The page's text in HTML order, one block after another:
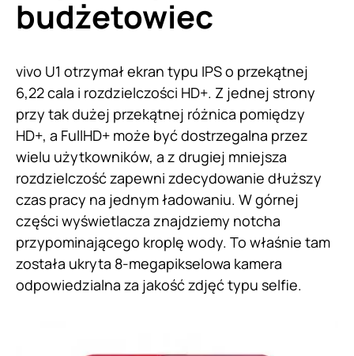
budżetowiec
vivo U1 otrzymał ekran typu IPS o przekątnej
6,22 cala i rozdzielczości HD+. Z jednej strony
przy tak dużej przekątnej różnica pomiędzy
HD+, a FullHD+ może być dostrzegalna przez
wielu użytkowników, a z drugiej mniejsza
rozdzielczość zapewni zdecydowanie dłuższy
czas pracy na jednym ładowaniu. W górnej
części wyświetlacza znajdziemy notcha
przypominającego kroplę wody. To właśnie tam
została ukryta 8-megapikselowa kamera
odpowiedzialna za jakość zdjęć typu selfie.